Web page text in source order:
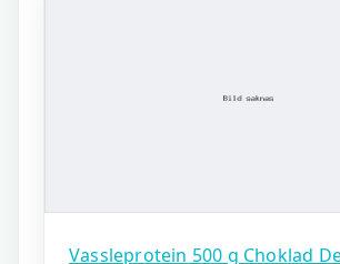
Vassleprotein 500 g Choklad